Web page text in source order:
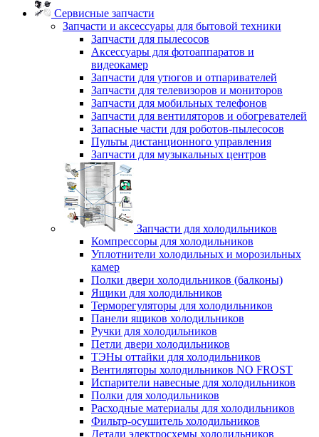
Сервисные запчасти
Запчасти и аксессуары для бытовой техники
Запчасти для пылесосов
Аксессуары для фотоаппаратов и
видеокамер
Запчасти для утюгов и отпаривателей
Запчасти для телевизоров и мониторов
Запчасти для мобильных телефонов
Запчасти для вентиляторов и обогревателей
Запасные части для роботов-пылесосов
Пульты дистанционного управления
Запчасти для музыкальных центров
Запчасти для холодильников
Компрессоры для холодильников
Уплотнители холодильных и морозильных
камер
Полки двери холодильников (балконы)
Ящики для холодильников
Терморегуляторы для холодильников
Панели ящиков холодильников
Ручки для холодильников
Петли двери холодильников
ТЭНы оттайки для холодильников
Вентиляторы холодильников NO FROST
Испарители навесные для холодильников
Полки для холодильников
Расходные материалы для холодильников
Фильтр-осушитель холодильников
Детали электросхемы холодильников